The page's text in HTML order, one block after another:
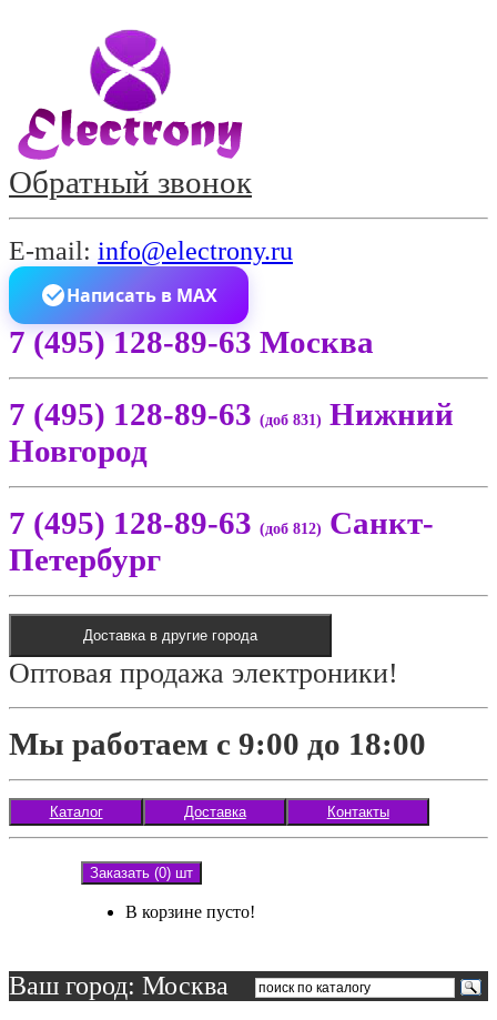
Обратный звонок
E-mail: info@electrony.ru
Написать в MAX
7 (495) 128-89-63 Москва
7 (495) 128-89-63 (доб 831) Нижний
Новгород
7 (495) 128-89-63 (доб 812) Санкт-
Петербург
Доставка в другие города
Оптовая продажа электроники!
Мы работаем с 9:00 до 18:00
Каталог Доставка Контакты
Заказать (0) шт
В корзине пусто!
Ваш город: Москва